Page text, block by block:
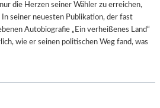
die Herzen seiner Wähler zu erreichen,
In seiner neuesten Publikation, der fast
Autobiografie „Ein verheißenes Land“
wie er seinen politischen Weg fand, was